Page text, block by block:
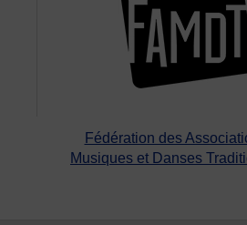
Fédération des
Musiques et Danses